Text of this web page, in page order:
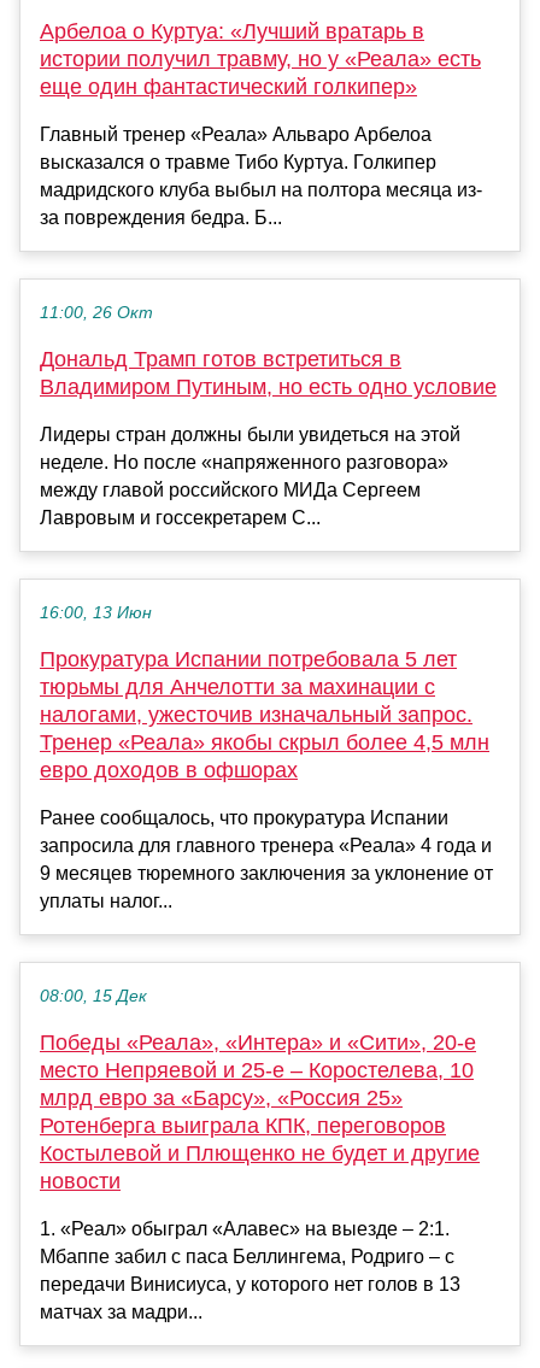
Арбелоа о Куртуа: «Лучший вратарь в
истории получил травму, но у «Реала» есть
еще один фантастический голкипер»
Главный тренер «Реала» Альваро Арбелоа
высказался о травме Тибо Куртуа. Голкипер
мадридского клуба выбыл на полтора месяца из-
за повреждения бедра. Б...
11:00, 26 Окт
Дональд Трамп готов встретиться в
Владимиром Путиным, но есть одно условие
Лидеры стран должны были увидеться на этой
неделе. Но после «напряженного разговора»
между главой российского МИДа Сергеем
Лавровым и госсекретарем С...
16:00, 13 Июн
Прокуратура Испании потребовала 5 лет
тюрьмы для Анчелотти за махинации с
налогами, ужесточив изначальный запрос.
Тренер «Реала» якобы скрыл более 4,5 млн
евро доходов в офшорах
Ранее сообщалось, что прокуратура Испании
запросила для главного тренера «Реала» 4 года и
9 месяцев тюремного заключения за уклонение от
уплаты налог...
08:00, 15 Дек
Победы «Реала», «Интера» и «Сити», 20-е
место Непряевой и 25-е – Коростелева, 10
млрд евро за «Барсу», «Россия 25»
Ротенберга выиграла КПК, переговоров
Костылевой и Плющенко не будет и другие
новости
1. «Реал» обыграл «Алавес» на выезде – 2:1.
Мбаппе забил с паса Беллингема, Родриго – с
передачи Винисиуса, у которого нет голов в 13
матчах за мадри...